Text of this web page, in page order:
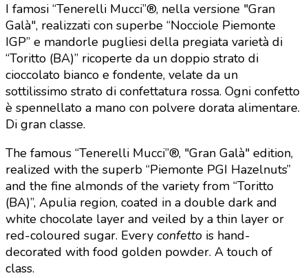
I famosi “Tenerelli Mucci”®, nella versione "Gran
Galà", realizzati con superbe “Nocciole Piemonte
IGP” e mandorle pugliesi della pregiata varietà di
“Toritto (BA)” ricoperte da un doppio strato di
cioccolato bianco e fondente, velate da un
sottilissimo strato di confettatura rossa. Ogni confetto
è spennellato a mano con polvere dorata alimentare.
Di gran classe.
The famous “Tenerelli Mucci”®, "Gran Galà" edition,
realized with the superb “Piemonte PGI Hazelnuts”
and the fine almonds of the variety from “Toritto
(BA)”, Apulia region, coated in a double dark and
white chocolate layer and veiled by a thin layer or
red-coloured sugar. Every confetto is hand-
decorated with food golden powder. A touch of
class.